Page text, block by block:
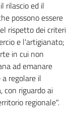
rilascio ed il
possono essere
rispetto dei criteri
e l'artigianato;
in cui non
ad emanare
regolare il
con riguardo ai
regionale".